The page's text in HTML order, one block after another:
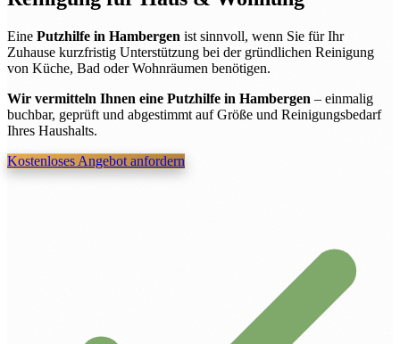
Eine Putzhilfe in Hambergen ist sinnvoll, wenn Sie für Ihr
Zuhause kurzfristig Unterstützung bei der gründlichen Reinigung
von Küche, Bad oder Wohnräumen benötigen.
Wir vermitteln Ihnen eine Putzhilfe in Hambergen – einmalig
buchbar, geprüft und abgestimmt auf Größe und Reinigungsbedarf
Ihres Haushalts.
Kostenloses Angebot anfordern